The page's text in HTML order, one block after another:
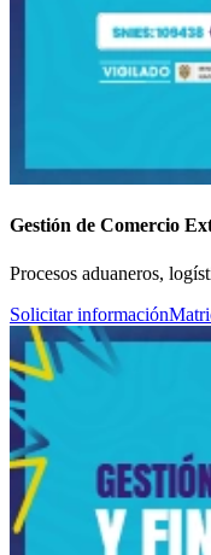
Gestión de Comercio
Procesos aduaneros,
Solicitar información